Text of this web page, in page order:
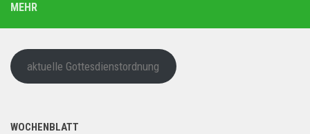
MEHR
aktuelle Gottesdienstordnung
WOCHENBLATT